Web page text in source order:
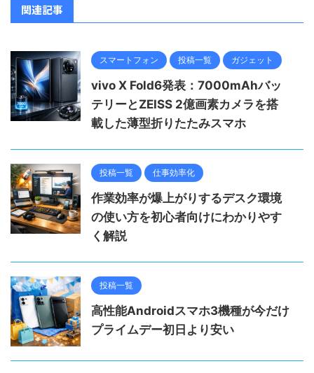
関連記事
スマートフォン 投稿一覧 ガジェット
vivo X Fold6発表：7000mAhバッ
テリーとZEISS 2億画素カメラを搭
載した薄型折りたたみスマホ
投稿一覧 仕事効率化
作業効率が爆上がりするデスク環境
の使い方を初心者向けにわかりやす
く解説
投稿一覧
高性能Androidスマホ3機種が今だけ
プライムデー初日より安い